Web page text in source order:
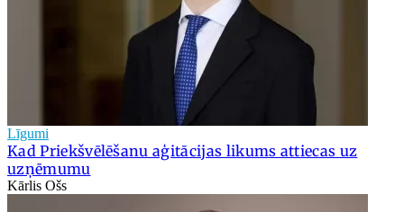
Līgumi
Kad Priekšvēlēšanu aģitācijas likums attiecas uz
uzņēmumu
Kārlis Ošs